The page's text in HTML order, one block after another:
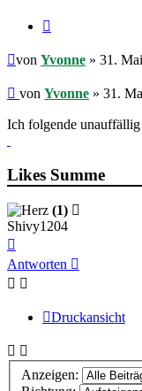
Beitrag
von Yvonne » 31.
Beitrag
von Yvonne » 31.
Ich folgende
Likes Summe
(1)
Shivy1204
oben
Antworten
Druckansicht
Anzeigen: